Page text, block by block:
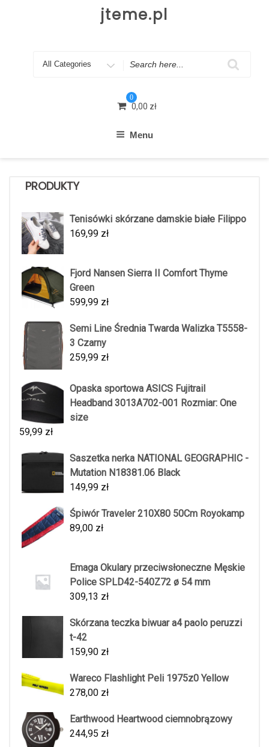
jteme.pl
Search
0
0,00 zł
Menu
PRODUKTY
Tenisówki skórzane damskie białe Filippo
169,99 zł
Fjord Nansen Sierra II Comfort Thyme
Green
599,99 zł
Semi Line Średnia Twarda Walizka T5558-
3 Czarny
259,99 zł
Opaska sportowa ASICS Fujitrail
Headband 3013A702-001 Rozmiar: One
size
59,99 zł
Saszetka nerka NATIONAL GEOGRAPHIC -
Mutation N18381.06 Black
149,99 zł
Śpiwór Traveler 210X80 50Cm Royokamp
89,00 zł
Emaga Okulary przeciwsłoneczne Męskie
Police SPLD42-540Z72 ø 54 mm
309,13 zł
Skórzana teczka biwuar a4 paolo peruzzi
t-42
159,90 zł
Wareco Flashlight Peli 1975z0 Yellow
278,00 zł
Earthwood Heartwood ciemnobrązowy
244,95 zł